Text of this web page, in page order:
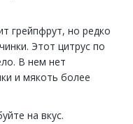
грейпфрут, но редко
Этот цитрус по
В нем нет
и мякоть более
на вкус.